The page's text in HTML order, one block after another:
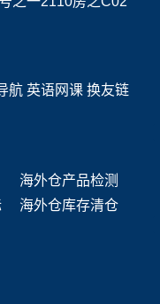
航 英语网课 换友链
海外仓产品检测
海外仓库存清仓